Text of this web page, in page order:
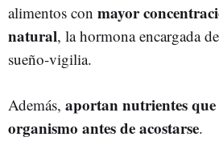
alimentos con mayor
natural, la hormona encargada
sueño-vigilia.
Además, aportan nutrientes
organismo antes de acostarse.